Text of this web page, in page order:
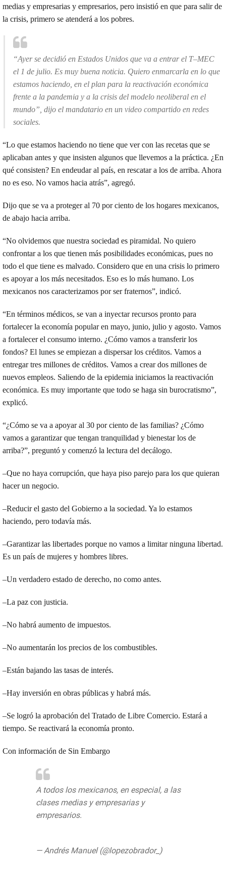
medias y empresarias y empresarios, pero insistió en que para salir de
la crisis, primero se atenderá a los pobres.
“Ayer se decidió en Estados Unidos que va a entrar el T–MEC
el 1 de julio. Es muy buena noticia. Quiero enmarcarla en lo que
estamos haciendo, en el plan para la reactivación económica
frente a la pandemia y a la crisis del modelo neoliberal en el
mundo”, dijo el mandatario en un video compartido en redes
sociales.
“Lo que estamos haciendo no tiene que ver con las recetas que se
aplicaban antes y que insisten algunos que llevemos a la práctica. ¿En
qué consisten? En endeudar al país, en rescatar a los de arriba. Ahora
no es eso. No vamos hacia atrás”, agregó.
Dijo que se va a proteger al 70 por ciento de los hogares mexicanos,
de abajo hacia arriba.
“No olvidemos que nuestra sociedad es piramidal. No quiero
confrontar a los que tienen más posibilidades económicas, pues no
todo el que tiene es malvado. Considero que en una crisis lo primero
es apoyar a los más necesitados. Eso es lo más humano. Los
mexicanos nos caracterizamos por ser fraternos”, indicó.
“En términos médicos, se van a inyectar recursos pronto para
fortalecer la economía popular en mayo, junio, julio y agosto. Vamos
a fortalecer el consumo interno. ¿Cómo vamos a transferir los
fondos? El lunes se empiezan a dispersar los créditos. Vamos a
entregar tres millones de créditos. Vamos a crear dos millones de
nuevos empleos. Saliendo de la epidemia iniciamos la reactivación
económica. Es muy importante que todo se haga sin burocratismo”,
explicó.
“¿Cómo se va a apoyar al 30 por ciento de las familias? ¿Cómo
vamos a garantizar que tengan tranquilidad y bienestar los de
arriba?”, preguntó y comenzó la lectura del decálogo.
–Que no haya corrupción, que haya piso parejo para los que quieran
hacer un negocio.
–Reducir el gasto del Gobierno a la sociedad. Ya lo estamos
haciendo, pero todavía más.
–Garantizar las libertades porque no vamos a limitar ninguna libertad.
Es un país de mujeres y hombres libres.
–Un verdadero estado de derecho, no como antes.
–La paz con justicia.
–No habrá aumento de impuestos.
–No aumentarán los precios de los combustibles.
–Están bajando las tasas de interés.
–Hay inversión en obras públicas y habrá más.
–Se logró la aprobación del Tratado de Libre Comercio. Estará a
tiempo. Se reactivará la economía pronto.
Con información de Sin Embargo
A todos los mexicanos, en especial, a las
clases medias y empresarias y
empresarios.
— Andrés Manuel (@lopezobrador_)